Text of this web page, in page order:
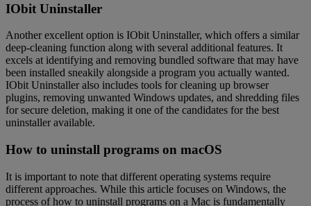
IObit Uninstaller
Another excellent option is IObit Uninstaller, which offers a similar
deep-cleaning function along with several additional features. It
excels at identifying and removing bundled software that may have
been installed sneakily alongside a program you actually wanted.
IObit Uninstaller also includes tools for cleaning up browser
plugins, removing unwanted Windows updates, and shredding files
for secure deletion, making it one of the candidates for the best
uninstaller available.
How to uninstall programs on macOS
It is important to note that different operating systems require
different approaches. While this article focuses on Windows, the
process of how to uninstall programs on a Mac is fundamentally